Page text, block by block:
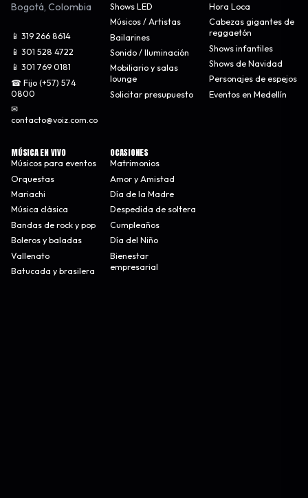
Bogotá, Colombia
📱 319 266 8614
📱 301 528 4722
📱 301 769 0181
☎ Fijo (+57) 574
0800
✉
contacto@voiz.com.co
Shows LED
Músicos / Artistas
Bailarines
Sonido / Iluminación
Mobiliario y salas
lounge
Solicitar presupuesto
Hora Loca
Cabezas gigantes de
reggaetón
Shows infantiles
Shows de Navidad
Personajes de espejos
Eventos en Medellín
MÚSICA EN VIVO
Músicos para eventos
Orquestas
Mariachi
Música clásica
Bandas de rock y pop
Boleros y baladas
Vallenato
Batucada y brasilera
OCASIONES
Matrimonios
Amor y Amistad
Día de la Madre
Despedida de soltera
Cumpleaños
Día del Niño
Bienestar
empresarial